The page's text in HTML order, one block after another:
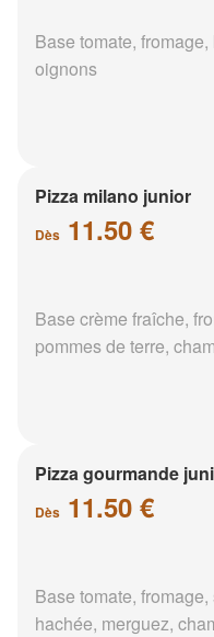
Base tomate,
oignons
Pizza milano junior
Dès 11.50 €
Base crème fraîche,
pommes de terre,
Pizza gourmande
Dès 11.50 €
Base tomate,
hachée, merguez,